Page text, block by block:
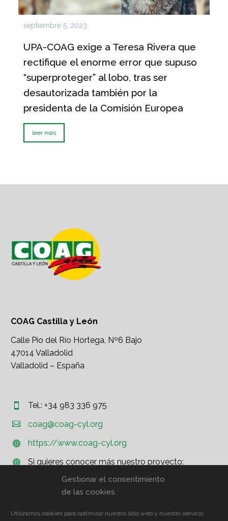
Gestionar el consentimiento
de las cookies
Utilizamos cookies para optimizar nuestro sitio web y nuestro servicio.
septiembre 5, 2023
UPA-COAG exige a Teresa Rivera que
rectifique el enorme error que supuso
“superproteger” al lobo, tras ser
desautorizada también por la
presidenta de la Comisión Europea
leer más
COAG Castilla y León
Calle Pío del Río Hortega, Nº6 Bajo
47014 Valladolid
Valladolid – España

 Tel.: +34 983 336 975

 coag@coag-cyl.org

 https://www.coag-cyl.org


Si quieres conocer más nuestro proyecto:
http://www.coag.org